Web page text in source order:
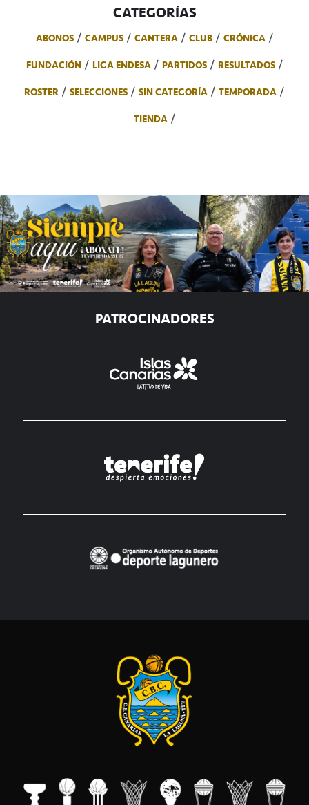
CATEGORÍAS
ABONOS CAMPUS CANTERA CLUB
CRÓNICA
FUNDACIÓN
LIGA ENDESA PARTIDOS
RESULTADOS
ROSTER
SELECCIONES SIN CATEGORÍA
TEMPORADA
TIENDA
PATROCINADORES